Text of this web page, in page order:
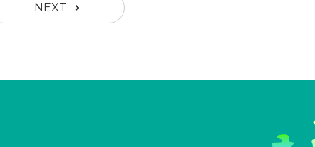
NEXT